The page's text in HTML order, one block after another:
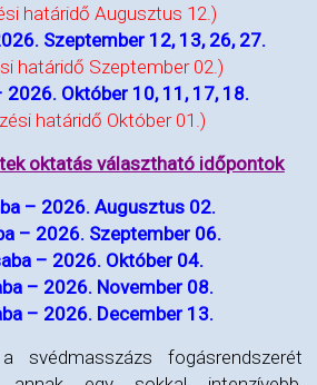
határidő Augusztus 12.)
Szeptember 12, 13, 26, 27.
határidő Szeptember 02.)
2026. Október 10, 11, 17, 18.
határidő Október 01.)
oktatás választható időpontok
– 2026. Augusztus 02.
– 2026. Szeptember 06.
– 2026. Október 04.
– 2026. November 08.
– 2026. December 13.
svédmasszázs fogásrendszerét